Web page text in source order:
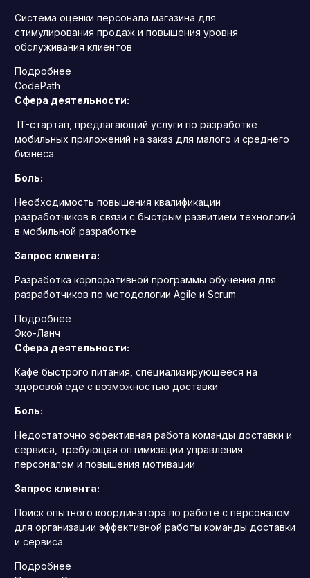
Система оценки персонала магазина для
стимулирования продаж и повышения уровня
обслуживания клиентов
Подробнее
CodePath
Сфера деятельности:
IT-стартап, предлагающий услуги по разработке
мобильных приложений на заказ для малого и среднего
бизнеса
Боль:
Необходимость повышения квалификации
разработчиков в связи с быстрым развитием технологий
в мобильной разработке
Запрос клиента:
Разработка корпоративной программы обучения для
разработчиков по методологии Agile и Scrum
Подробнее
Эко-Ланч
Сфера деятельности:
Кафе быстрого питания, специализирующееся на
здоровой еде с возможностью доставки
Боль:
Недостаточно эффективная работа команды доставки и
сервиса, требующая оптимизации управления
персоналом и повышения мотивации
Запрос клиента:
Поиск опытного координатора по работе с персоналом
для организации эффективной работы команды доставки
и сервиса
Подробнее